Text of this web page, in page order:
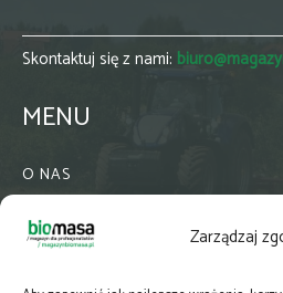
Zarządzaj
Skontaktuj się z nami:
MENU
O NAS
WSPÓŁPRACA